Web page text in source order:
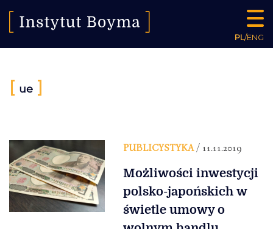
PL/ENG
[ ue ]
PUBLICYSTYKA/ 11.11.2019
Możliwości inwestycji
polsko-japońskich w
świetle umowy o